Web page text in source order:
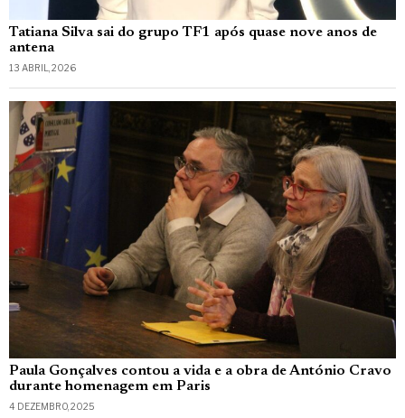
Tatiana Silva sai do grupo TF1 após quase nove anos de
antena
13 ABRIL, 2026
Paula Gonçalves contou a vida e a obra de António Cravo
durante homenagem em Paris
4 DEZEMBRO, 2025